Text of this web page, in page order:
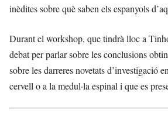
inèdites sobre què saben els espanyols
Durant el workshop, que tindrà lloc a
debat per parlar sobre les conclusions
sobre les darreres novetats d’investigació
cervell o a la medul·la espinal i que es